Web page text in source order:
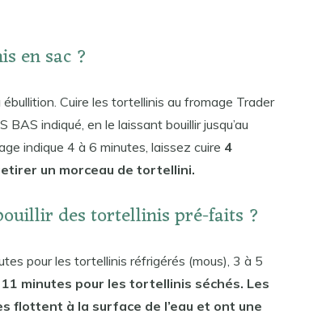
en sac ?
Cuire les tortellinis au fromage Trader
BAS indiqué, en le laissant bouillir jusqu’au
indique 4 à 6 minutes, laissez cuire 4
un morceau de tortellini.
des tortellinis pré-faits ?
pour les tortellinis réfrigérés (mous), 3 à 5
11 minutes pour les tortellinis séchés. Les
flottent à la surface de l’eau et ont une